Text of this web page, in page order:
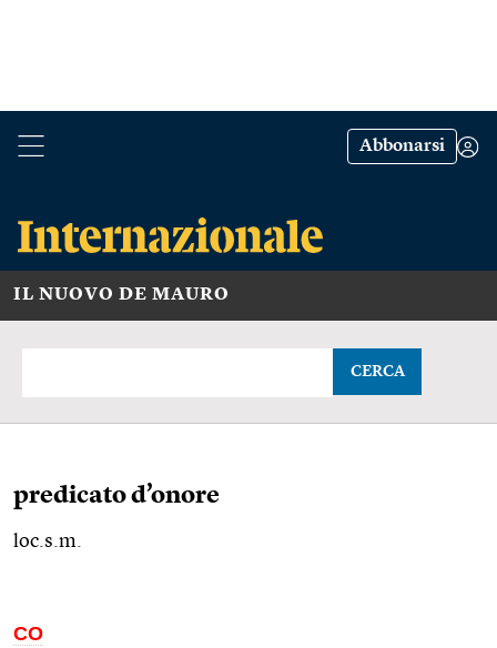
Abbonarsi
IL NUOVO DE MAURO
CERCA
predicato d’onore
loc.s.m.
CO